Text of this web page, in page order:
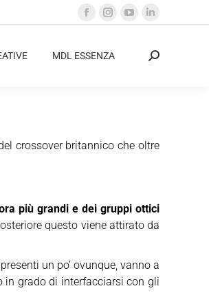
Facebook
opens
Instagram
opens
YouTube
opens
Linkedin
opens
MDL ESSENZA Cerca:
crossover britannico che oltre
più grandi e dei gruppi ottici
questo viene attirato da
un po’ ovunque, vanno a
in grado di interfacciarsi con gli